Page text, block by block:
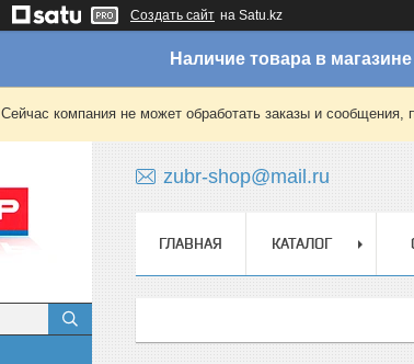
Создать сайт на Satu.kz
Наличие товара в
Сейчас компания не может обработать заказы и
zubr-shop@mail.ru
ГЛАВНАЯ КАТАЛОГ